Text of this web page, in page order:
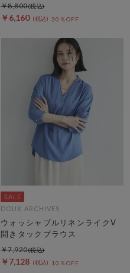
￥6,160 30％OFF
￥8,800
DOUX ARCHIVES
ウォッシャブルリネンライクV
開きタックブラウス
￥7,128 10％OFF
￥7,920